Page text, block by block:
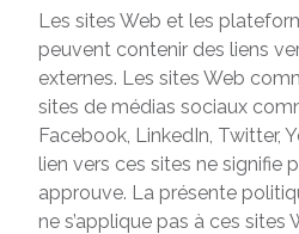
Les sites Web et les
peuvent contenir des liens
externes. Les sites Web
sites de médias sociaux
Facebook, LinkedIn, Twitter,
lien vers ces sites ne signifie
approuve. La présente
ne s’applique pas à ces sites